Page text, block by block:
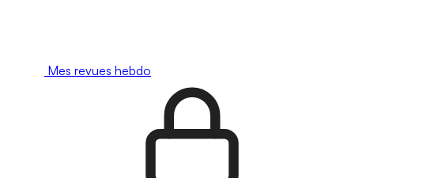
Mes revues hebdo